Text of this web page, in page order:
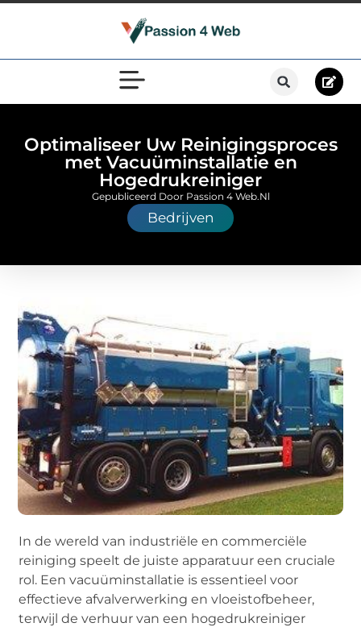
Optimaliseer Uw Reinigingsproces
met Vacuüminstallatie en
Hogedrukreiniger
Bedrijven
Gepubliceerd Door Passion 4 Web.nl
In de wereld van industriële en commerciële
reiniging speelt de juiste apparatuur een cruciale
rol. Een vacuüminstallatie is essentieel voor
effectieve afvalverwerking en vloeistofbeheer,
terwijl de verhuur van een hogedrukreiniger